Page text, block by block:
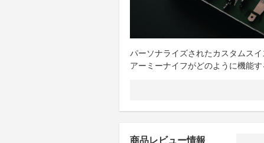
パーソナライズされたカスタムス
アーミーナイフがどのように機能
商品レビュー情報